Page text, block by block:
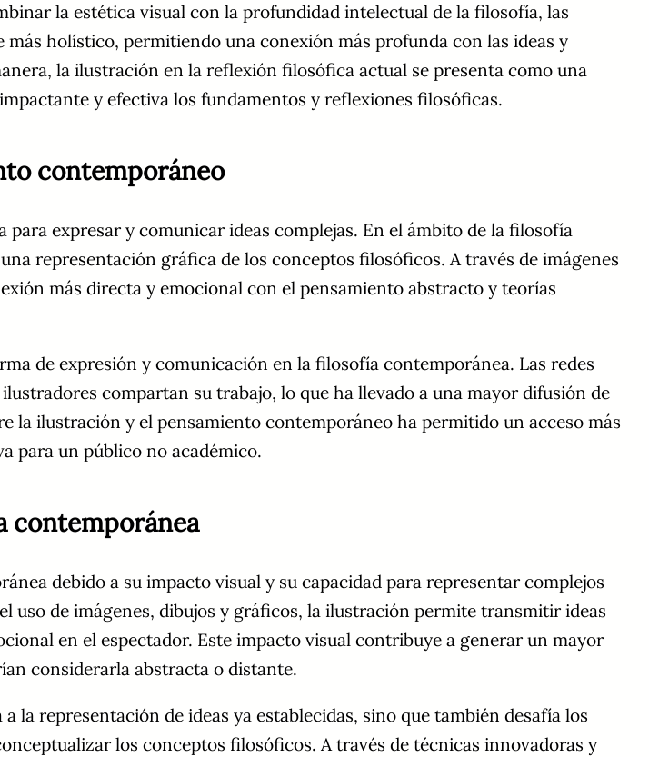
la estética visual con la profundidad intelectual de la filosofía, las
holístico, permitiendo una conexión más profunda con las ideas y
la ilustración en la reflexión filosófica actual se presenta como una
y efectiva los fundamentos y reflexiones filosóficas.
contemporáneo
expresar y comunicar ideas complejas. En el ámbito de la filosofía
representación gráfica de los conceptos filosóficos. A través de imágenes
más directa y emocional con el pensamiento abstracto y teorías
de expresión y comunicación en la filosofía contemporánea. Las redes
compartan su trabajo, lo que ha llevado a una mayor difusión de
la ilustración y el pensamiento contemporáneo ha permitido un acceso más
para un público no académico.
contemporánea
debido a su impacto visual y su capacidad para representar complejos
uso de imágenes, dibujos y gráficos, la ilustración permite transmitir ideas
en el espectador. Este impacto visual contribuye a generar un mayor
considerarla abstracta o distante.
representación de ideas ya establecidas, sino que también desafía los
los conceptos filosóficos. A través de técnicas innovadoras y